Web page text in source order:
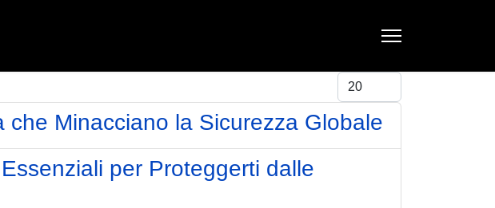
Visualizza #
Minacciano la Sicurezza Globale
per Proteggerti dalle